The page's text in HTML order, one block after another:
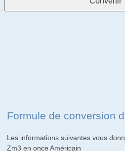
Formule de conversion
Les informations suivantes vous
Zm3 en once Américain